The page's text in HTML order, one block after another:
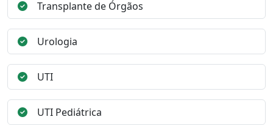
Transplante de Órgãos
Urologia
UTI
UTI Pediátrica